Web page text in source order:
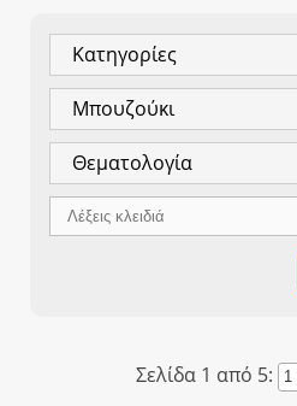
Κατηγορίες
Μπουζούκι
Θεματολογία
Σελίδα 1 από 5: